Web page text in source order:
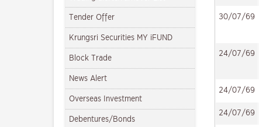
Tender Offer
Krungsri Securities MY iFUND
Block Trade
News Alert
Overseas Investment
Debentures/Bonds
30/07/69
24/07/69
24/07/69
24/07/69